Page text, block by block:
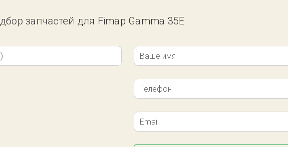
запчастей для Fimap Gamma 35E
Ваше имя
Телефон
Email